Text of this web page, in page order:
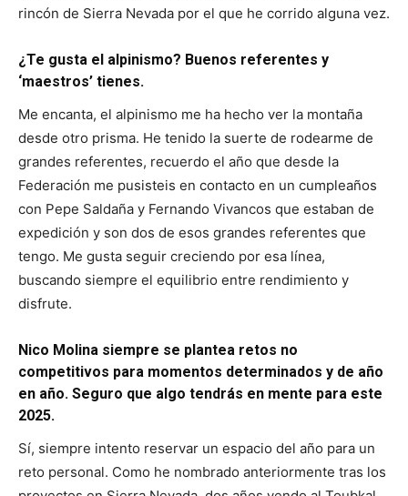
rincón de Sierra Nevada por el que he corrido alguna vez.
¿Te gusta el alpinismo? Buenos referentes y
‘maestros’ tienes.
Me encanta, el alpinismo me ha hecho ver la montaña
desde otro prisma. He tenido la suerte de rodearme de
grandes referentes, recuerdo el año que desde la
Federación me pusisteis en contacto en un cumpleaños
con Pepe Saldaña y Fernando Vivancos que estaban de
expedición y son dos de esos grandes referentes que
tengo. Me gusta seguir creciendo por esa línea,
buscando siempre el equilibrio entre rendimiento y
disfrute.
Nico Molina siempre se plantea retos no
competitivos para momentos determinados y de año
en año. Seguro que algo tendrás en mente para este
2025.
Sí, siempre intento reservar un espacio del año para un
reto personal. Como he nombrado anteriormente tras los